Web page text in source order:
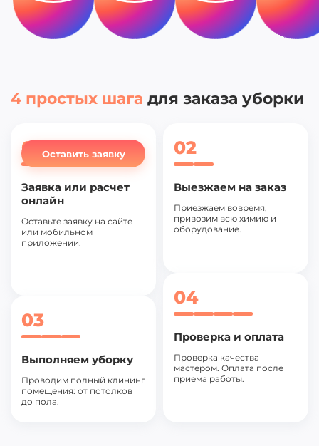
4 простых шага для заказа уборки
01
Заявка или расчет
онлайн
Оставьте заявку на сайте
или мобильном
приложении.
Оставить заявку
03
Выполняем уборку
Проводим полный клининг
помещения: от потолков
до пола.
02
Выезжаем на заказ
Приезжаем вовремя,
привозим всю химию и
оборудование.
04
Проверка и оплата
Проверка качества
мастером. Оплата после
приема работы.